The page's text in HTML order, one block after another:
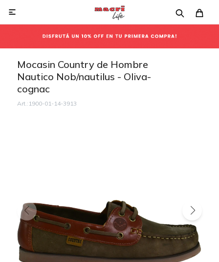

Mocasin Country de Hombre
Nautico Nob/nautilus - Oliva-
cognac
1900-01-14-3913